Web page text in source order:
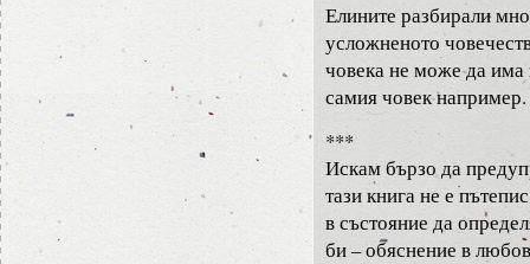
Елините разбирали
усложненото
човека не може да
самия човек например.
***
Искам бързо да
тази книга не е
в състояние да
би – обяснение в